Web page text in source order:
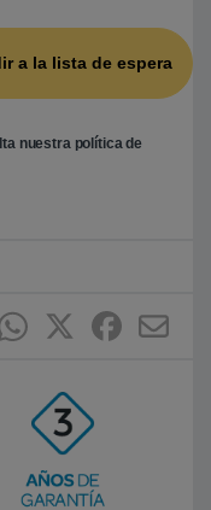
nuestra política de